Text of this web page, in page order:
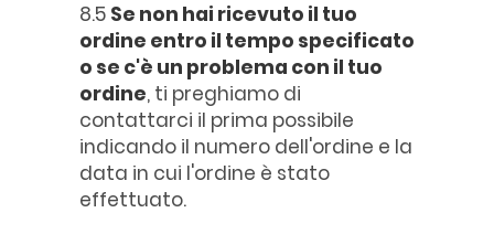
8.5 Se non hai ricevuto il tuo
ordine entro il tempo specificato
o se c'è un problema con il tuo
ordine, ti preghiamo di
contattarci il prima possibile
indicando il numero dell'ordine e la
data in cui l'ordine è stato
effettuato.